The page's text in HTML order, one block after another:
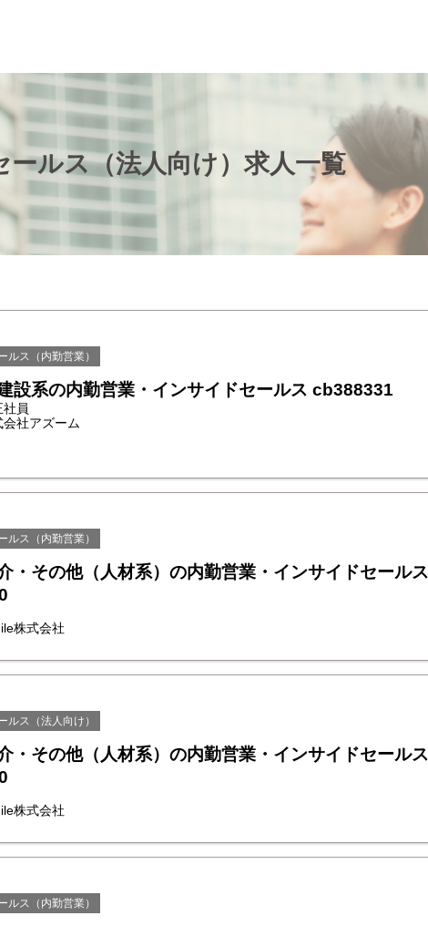
ルス（法人向け）求人一覧
ルス（内勤営業）
設系の内勤営業・インサイドセールス cb388331
社員
社アズーム
ルス（内勤営業）
・その他（人材系）の内勤営業・インサイドセールス
株式会社
ルス（法人向け）
・その他（人材系）の内勤営業・インサイドセールス
株式会社
ルス（内勤営業）